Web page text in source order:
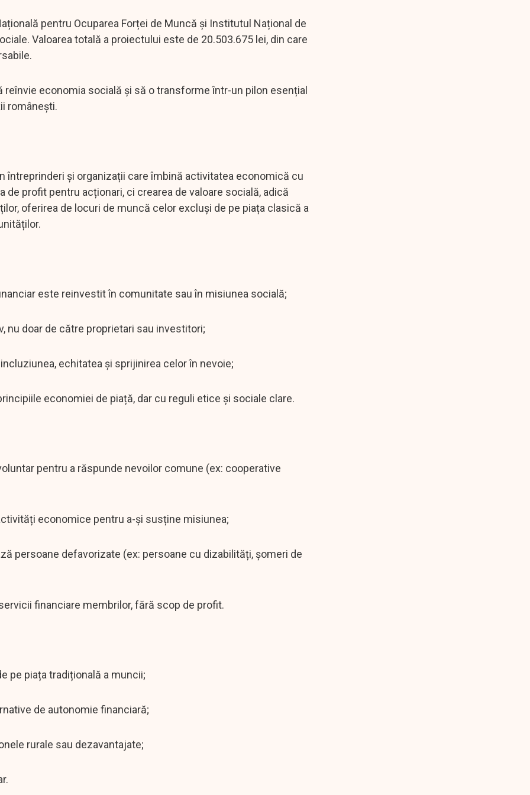
pentru Ocuparea Forței de Muncă și Institutul Național de
Valoarea totală a proiectului este de 20.503.675 lei, din care
economia socială și să o transforme într-un pilon esențial
românești.
și organizații care îmbină activitatea economică cu
profit pentru acționari, ci crearea de valoare socială, adică
oferirea de locuri de muncă celor excluși de pe piața clasică a
este reinvestit în comunitate sau în misiunea socială;
doar de către proprietari sau investitori;
echitatea și sprijinirea celor în nevoie;
economiei de piață, dar cu reguli etice și sociale clare.
pentru a răspunde nevoilor comune (ex: cooperative
economice pentru a-și susține misiunea;
persoane defavorizate (ex: persoane cu dizabilități, șomeri de
financiare membrilor, fără scop de profit.
pe piața tradițională a muncii;
de autonomie financiară;
rurale sau dezavantajate;